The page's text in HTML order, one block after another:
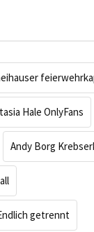
Hale OnlyFans
Andy Borg
getrennt